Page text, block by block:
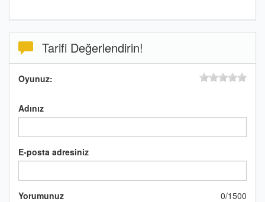
Tarifi Değerlendirin!
Oyunuz:
Adınız
E-posta adresiniz
Yorumunuz 0/1500